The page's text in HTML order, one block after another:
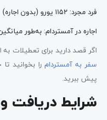
فرد مجرد: ۱۱۵۲ یورو (بدون اجاره)
اجاره در آمستردام: به‌طور میانگین ۳۷.۹٪ بیشتر از
اگر قصد دارید برای تعطیلات
سفر به آمستردامرا بخوانید
پیش ببرید.
شرایط دریافت